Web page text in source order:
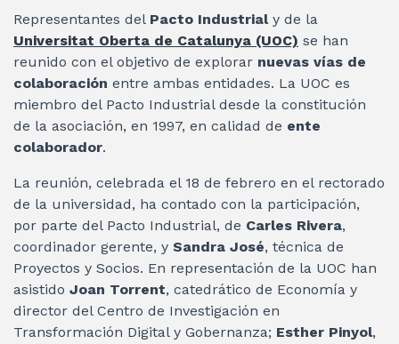
Representantes del Pacto Industrialy de la
Universitat Oberta de Catalunya (UOC) se han
reunido con el objetivo de explorar nuevas vías de
colaboración entre ambas entidades. La UOC es
miembro del Pacto Industrial desde la constitución
de la asociación, en 1997, en calidad de ente
colaborador.
La reunión, celebrada el 18 de febrero en el rectorado
de la universidad, ha contado con la participación,
por parte del Pacto Industrial, de Carles Rivera,
coordinador gerente, y Sandra José, técnica de
Proyectos y Socios. En representación de la UOC han
asistido Joan Torrent, catedrático de Economía y
director del Centro de Investigación en
Transformación Digital y Gobernanza; Esther Pinyol,